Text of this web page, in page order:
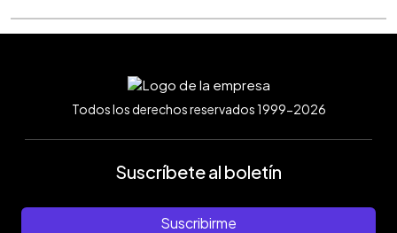
Todos los derechos reservados 1999-2026
Suscríbete al boletín
Suscribirme